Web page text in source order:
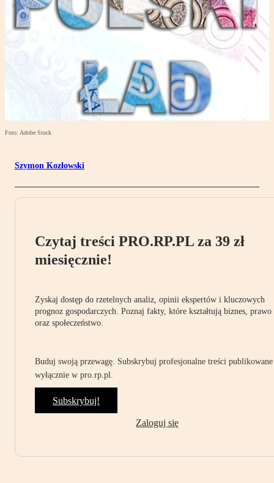
Foto: Adobe Stock
Szymon Kozłowski
Czytaj treści PRO.RP.PL za 39 zł
miesięcznie!
Zyskaj dostęp do rzetelnych analiz, opinii ekspertów i kluczowych
prognoz gospodarczych. Poznaj fakty, które kształtują biznes, prawo
oraz społeczeństwo.
Buduj swoją przewagę. Subskrybuj profesjonalne treści publikowane
wyłącznie w pro.rp.pl.
Subskrybuj!
Zaloguj się